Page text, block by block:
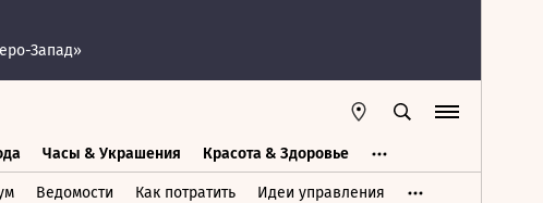
Запад»
Часы & Украшения Красота & Здоровье
Ведомости Как потратить Идеи управления
Мода Часы & Украшения Дом & Интерьер